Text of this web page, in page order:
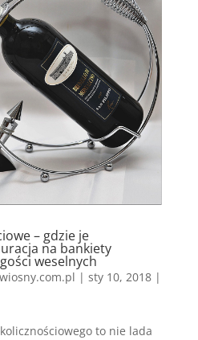
– gdzie je
na bankiety
weselnych
| sty 10, 2018|
to nie lada